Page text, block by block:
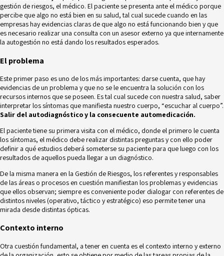
gestión de riesgos, el médico. El paciente se presenta ante el médico porque
percibe que algo no está bien en su salud, tal cual sucede cuando en las
empresas hay evidencias claras de que algo no está funcionando bien y que
es necesario realizar una consulta con un asesor externo ya que internamente
la autogestión no está dando los resultados esperados.
El problema
Este primer paso es uno de los más importantes: darse cuenta, que hay
evidencias de un problema y que no se le encuentra la solución con los
recursos internos que se poseen. Es tal cual sucede con nuestra salud, saber
interpretar los síntomas que manifiesta nuestro cuerpo, “escuchar al cuerpo”.
Salir del autodiagnóstico y la consecuente automedicación.
El paciente tiene su primera visita con el médico, donde el primero le cuenta
los síntomas, el médico debe realizar distintas preguntas y con ello poder
definir a qué estudios deberá someterse su paciente para que luego con los
resultados de aquellos pueda llegar a un diagnóstico.
De la misma manera en la Gestión de Riesgos, los referentes y responsables
de las áreas o procesos en cuestión manifiestan los problemas y evidencias
que ellos observan; siempre es conveniente poder dialogar con referentes de
distintos niveles (operativo, táctico y estratégico) eso permite tener una
mirada desde distintas ópticas.
Contexto interno
Otra cuestión fundamental, a tener en cuenta es el contexto interno y externo